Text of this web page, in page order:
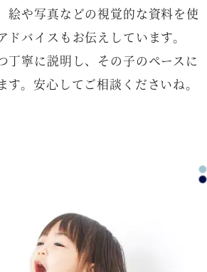
絵や写真などの視覚的な資料を使
バイスもお伝えしています。
寧に説明し、その子のペースに
。安心してご相談くださいね。